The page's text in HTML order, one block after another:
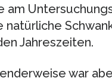
am
natürliche
Jahreszeiten.
war